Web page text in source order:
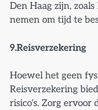
Den Haag zijn,
nemen om tijd te
9.Reisverzekering
Hoewel het geen
Reisverzekering
risico’s. Zorg